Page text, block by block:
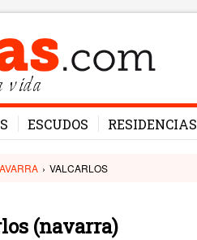
vida
ESCUDOS RESIDENCIAS
› VALCARLOS
(navarra)